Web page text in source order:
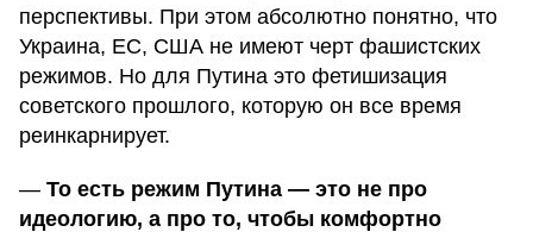
перспективы. При этом абсолютно понятно, что
Украина, ЕС, США не имеют черт фашистских
режимов. Но для Путина это фетишизация
советского прошлого, которую он все время
реинкарнирует.
— То есть режим Путина — это не про
идеологию, а про то, чтобы комфортно